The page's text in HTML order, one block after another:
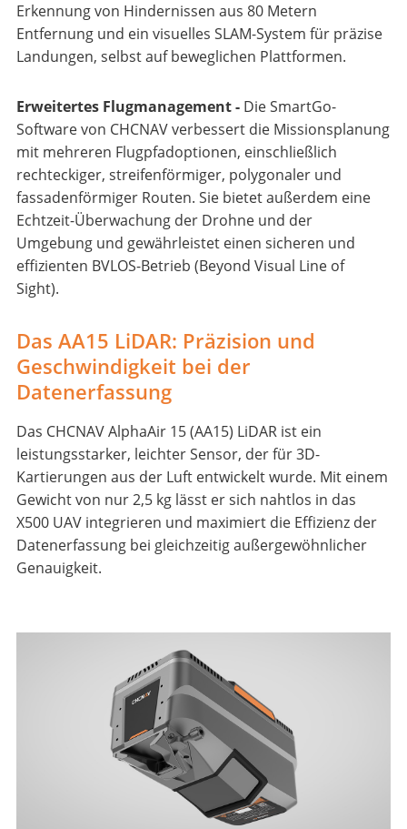
Erkennung von Hindernissen aus 80 Metern
Entfernung und ein visuelles SLAM-System für präzise
Landungen, selbst auf beweglichen Plattformen.
Erweitertes Flugmanagement - Die SmartGo-
Software von CHCNAV verbessert die Missionsplanung
mit mehreren Flugpfadoptionen, einschließlich
rechteckiger, streifenförmiger, polygonaler und
fassadenförmiger Routen. Sie bietet außerdem eine
Echtzeit-Überwachung der Drohne und der
Umgebung und gewährleistet einen sicheren und
effizienten BVLOS-Betrieb (Beyond Visual Line of
Sight).
Das AA15 LiDAR: Präzision und
Geschwindigkeit bei der
Datenerfassung
Das CHCNAV AlphaAir 15 (AA15) LiDAR ist ein
leistungsstarker, leichter Sensor, der für 3D-
Kartierungen aus der Luft entwickelt wurde. Mit einem
Gewicht von nur 2,5 kg lässt er sich nahtlos in das
X500 UAV integrieren und maximiert die Effizienz der
Datenerfassung bei gleichzeitig außergewöhnlicher
Genauigkeit.